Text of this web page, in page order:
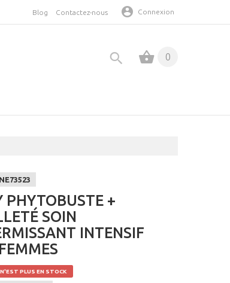
Connexion
Blog Contactez-nous
0
NE73523
PHYTOBUSTE +
SOIN
INTENSIF
PLUS EN STOCK